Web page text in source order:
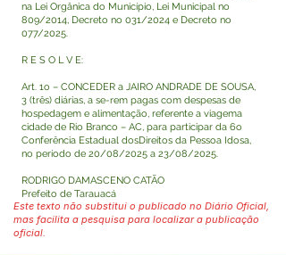
na Lei Orgânica do Município, Lei Municipal no
809/2014, Decreto no 031/2024 e Decreto no
077/2025.
R E S O L V E:
Art. 1o – CONCEDER a JAIRO ANDRADE DE SOUSA,
3 (três) diárias, a se-rem pagas com despesas de
hospedagem e alimentação, referente a viagema
cidade de Rio Branco – AC, para participar da 6o
Conferência Estadual dosDireitos da Pessoa Idosa,
no período de 20/08/2025 a 23/08/2025.
RODRIGO DAMASCENO CATÃO
Prefeito de Tarauacá
Este texto não substitui o publicado no Diário Oficial,
mas facilita a pesquisa para localizar a publicação
oficial.